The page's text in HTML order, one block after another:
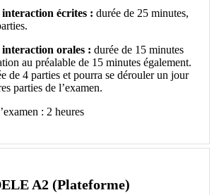
écrites : durée de 25 minutes,
orales : durée de 15 minutes
au préalable de 15 minutes également.
de 4 parties et pourra se dérouler un jour
parties de l’examen.
: 2 heures
A2 (Plateforme)